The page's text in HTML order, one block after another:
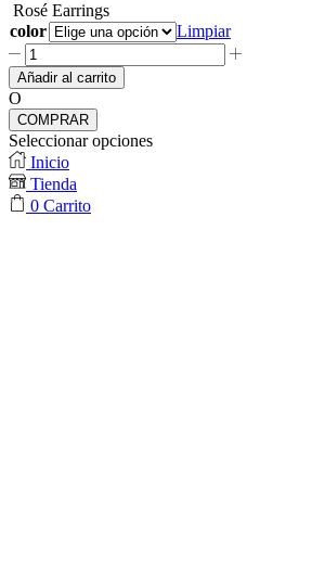
Rosé Earrings
color
Limpiar
Rosé
Earrings
cantidad
Añadir al carrito
O
COMPRAR
Seleccionar opciones
Inicio
Tienda
0 Carrito